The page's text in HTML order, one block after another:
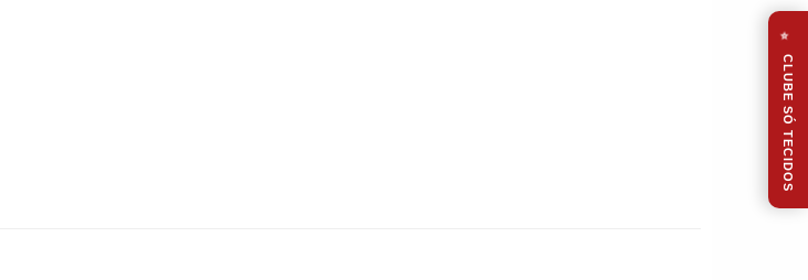
⭐
CLUBE SÓ TECIDOS